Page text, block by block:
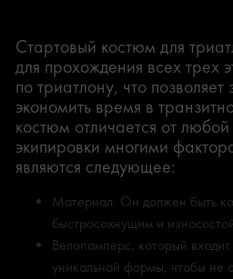
Стартовый костюм для
для прохождения всех трех
по триатлону, что позволяет
экономить время в
костюм отличается от
экипировки многими
являются следующее:
Материал. Он должен быть
быстросохнущим и
Велопамперс, который
уникальной формы, чтобы не